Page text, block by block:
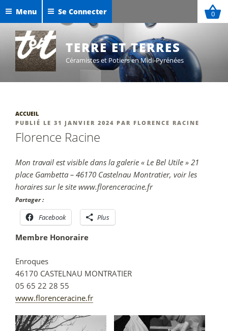
contenu
principal
Céramiques de Maxime Defer
Exposition Sigillées 2025TERRE ET TERRES
Céramistes et Potiers en Midi-Pyrénées
Menu Se Connecter
ACCUEIL
PUBLIÉ LE PUBLIÉ
31 JANVIER 2024 PAR FLORENCE RACINE
Florence Racine
Mon travail est visible dans la galerie « Le Bel Utile » 21
place Gambetta – 46170 Castelnau Montratier, voir les
horaires sur le site www.florenceracine.fr
Partager :
Facebook Plus
Membre Honoraire
Enroques
46170 CASTELNAU MONTRATIER
05 65 22 28 55
www.florenceracine.fr
0